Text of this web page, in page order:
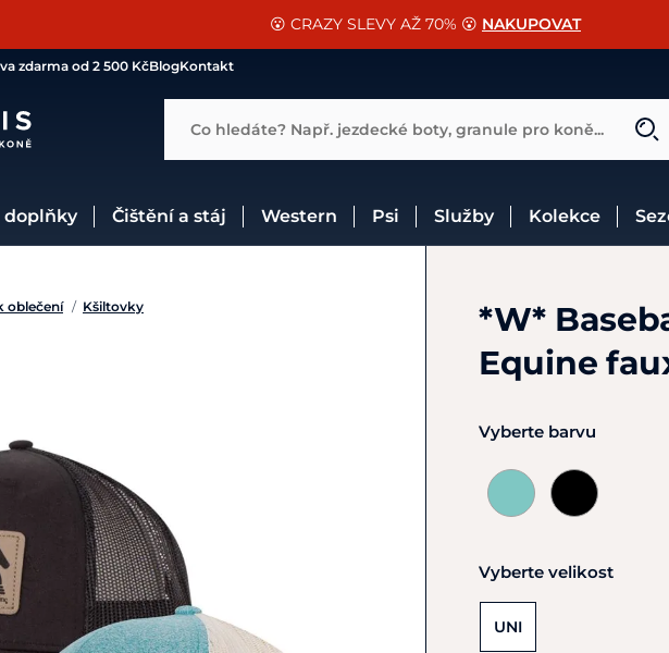
SLEVA 13% na vše od Cassini! CHCI SLEVU
😮 CRAZY SLEVY AŽ 70% 😮 NAKUPOVAT
📐Pasování a doplňky k vybraným sedlům ZDARMA 🐴
zdarma od 2 500 KčBlogKontakt
Co hledáte? Např. jezdecké boty, granule pro koně...
doplňky Čištění a stáj Western Psi Služby Kolekce
oblečení / Kšiltovky
*W*
Equine
Vyberte barvu
Vyberte velikost
UNI